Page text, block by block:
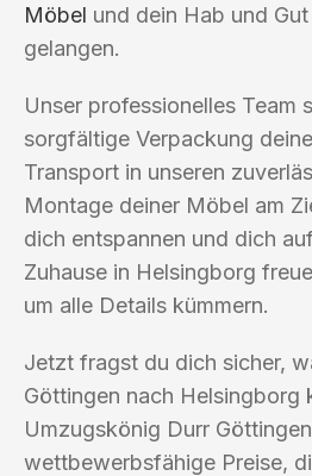
Möbel und dein Hab und
gelangen.
Unser professionelles Team
sorgfältige Verpackung
Transport in unseren
Montage deiner Möbel am
dich entspannen und dich
Zuhause in Helsingborg
um alle Details kümmern.
Jetzt fragst du dich sicher,
Göttingen nach Helsingborg
Umzugskönig Durr
wettbewerbsfähige Preise,